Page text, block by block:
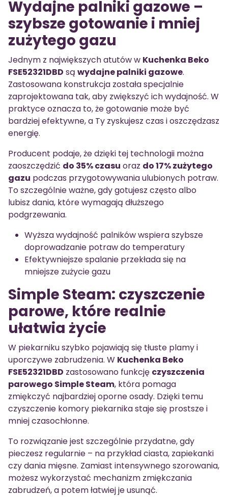
Wydajne palniki gazowe –
szybsze gotowanie i mniej
zużytego gazu
Jednym z największych atutów w Kuchenka Beko
FSE52321DBD są wydajne palniki gazowe.
Zastosowana konstrukcja została specjalnie
zaprojektowana tak, aby zwiększyć ich wydajność. W
praktyce oznacza to, że gotowanie może być
bardziej efektywne, a Ty zyskujesz czas i oszczędzasz
energię.
Producent podaje, że dzięki tej technologii można
zaoszczędzić do 35% czasu oraz do 17% zużytego
gazu podczas przygotowywania ulubionych potraw.
To szczególnie ważne, gdy gotujesz często albo
lubisz dania, które wymagają dłuższego
podgrzewania.
Wyższa wydajność palników wspiera szybsze
doprowadzanie potraw do temperatury
Efektywniejsze spalanie przekłada się na
mniejsze zużycie gazu
Simple Steam: czyszczenie
parowe, które realnie
ułatwia życie
W piekarniku szybko pojawiają się tłuste plamy i
uporczywe zabrudzenia. W Kuchenka Beko
FSE52321DBD zastosowano funkcję czyszczenia
parowego Simple Steam, która pomaga
zmiękczyć najbardziej oporne osady. Dzięki temu
czyszczenie komory piekarnika staje się prostsze i
mniej czasochłonne.
To rozwiązanie jest szczególnie przydatne, gdy
pieczesz regularnie – na przykład ciasta, zapiekanki
czy dania mięsne. Zamiast intensywnego szorowania,
możesz wykorzystać mechanizm zmiękczania
zabrudzeń, a potem łatwiej je usunąć.